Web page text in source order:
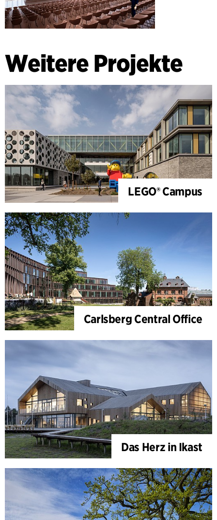
Weitere Projekte
LEGO® Campus
Carlsberg Central Office
Das Herz in Ikast